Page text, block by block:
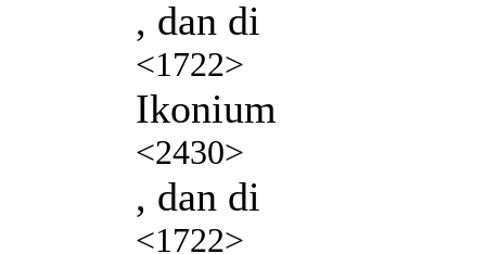
, dan di
<1722>
Ikonium
<2430>
, dan di
<1722>